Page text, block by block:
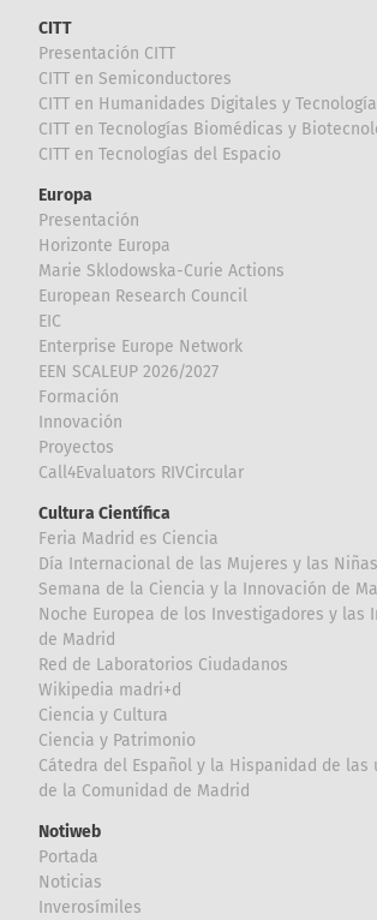
CITT
Presentación CITT
CITT en Semiconductores
CITT en Humanidades Digitales y
CITT en Tecnologías Biomédicas y
CITT en Tecnologías del Espacio
Europa
Presentación
Horizonte Europa
Marie Sklodowska-Curie Actions
European Research Council
EIC
Enterprise Europe Network
EEN SCALEUP 2026/2027
Formación
Innovación
Proyectos
Call4Evaluators RIVCircular
Cultura Científica
Feria Madrid es Ciencia
Día Internacional de las Mujeres y las
Semana de la Ciencia y la Innovación de
Noche Europea de los Investigadores y las
de Madrid
Red de Laboratorios Ciudadanos
Wikipedia madri+d
Ciencia y Cultura
Ciencia y Patrimonio
Cátedra del Español y la Hispanidad de las
de la Comunidad de Madrid
Notiweb
Portada
Noticias
Inverosímiles